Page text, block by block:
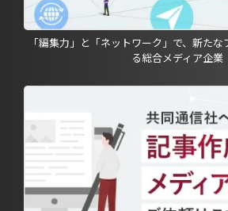
「編集力」と「ネットワーク」で、新た
る総合メディア企業